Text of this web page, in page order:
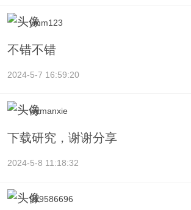
ymm123
不错不错
2024-5-7 16:59:20
wymanxie
下载研究，谢谢分享
2024-5-8 11:18:32
919586696